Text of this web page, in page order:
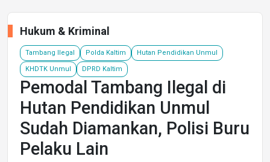
Hukum & Kriminal
Tambang Ilegal Polda Kaltim Hutan Pendidikan Unmul
KHDTK Unmul DPRD Kaltim
Pemodal Tambang Ilegal di
Hutan Pendidikan Unmul
Sudah Diamankan, Polisi Buru
Pelaku Lain